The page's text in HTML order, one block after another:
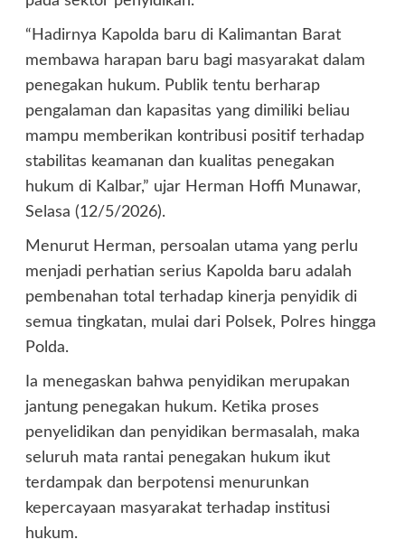
“Hadirnya Kapolda baru di Kalimantan Barat
membawa harapan baru bagi masyarakat dalam
penegakan hukum. Publik tentu berharap
pengalaman dan kapasitas yang dimiliki beliau
mampu memberikan kontribusi positif terhadap
stabilitas keamanan dan kualitas penegakan
hukum di Kalbar,” ujar Herman Hoffi Munawar,
Selasa (12/5/2026).
Menurut Herman, persoalan utama yang perlu
menjadi perhatian serius Kapolda baru adalah
pembenahan total terhadap kinerja penyidik di
semua tingkatan, mulai dari Polsek, Polres hingga
Polda.
Ia menegaskan bahwa penyidikan merupakan
jantung penegakan hukum. Ketika proses
penyelidikan dan penyidikan bermasalah, maka
seluruh mata rantai penegakan hukum ikut
terdampak dan berpotensi menurunkan
kepercayaan masyarakat terhadap institusi
hukum.